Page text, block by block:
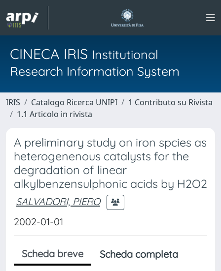
CINECA IRIS Institutional
Research Information System
IRIS Catalogo Ricerca UNIPI
1 Contributo su Rivista
1.1 Articolo in rivista
A preliminary study on iron spcies as
heterogenenous catalysts for the
degradation of linear
alkylbenzensulphonic acids by H2O2
SALVADORI, PIERO
2002-01-01
Scheda breve
Scheda completa